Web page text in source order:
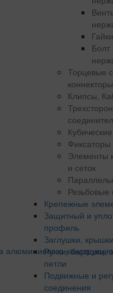
Болт
Торцевые
Клипсы,
Фиксаторы
Элементы
и сеток
Резьбовые
Крепежные
Защитный и
профиль
Заглушки, крышки
Ручки, барашки,
петли
Подвижные и
соединения